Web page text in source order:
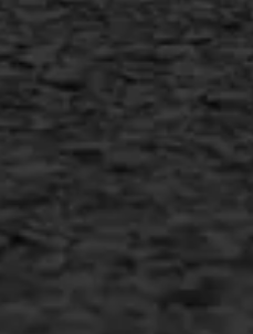
MEER INFORMATIE
Inschrijven nieuwsbrief
Duurzaam ondernemen